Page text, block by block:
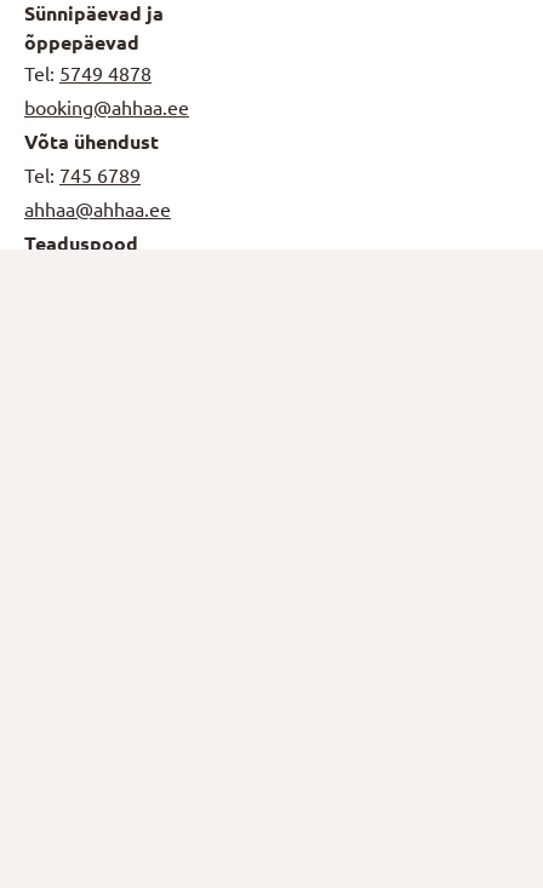
Sünnipäevad ja
õppepäevad
Tel: 5749 4878
booking@ahhaa.ee
Võta ühendust
Tel: 745 6789
ahhaa@ahhaa.ee
Teaduspood